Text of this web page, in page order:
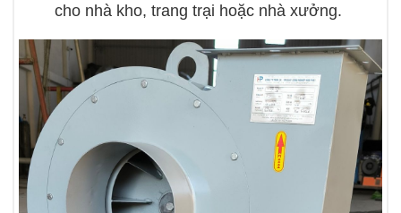
cho nhà kho, trang trại hoặc nhà xưởng.